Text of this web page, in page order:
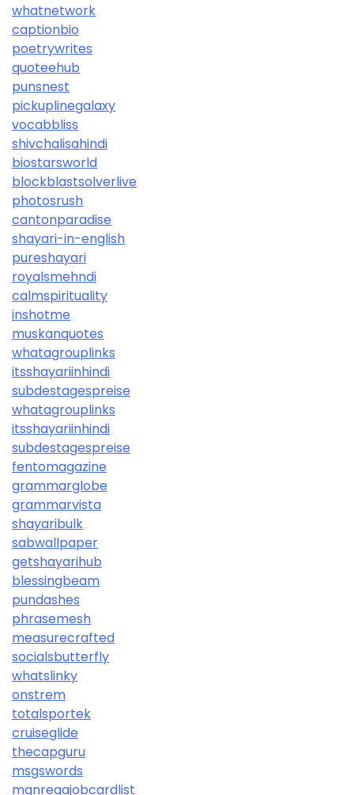
whatnetwork
captionbio
poetrywrites
quoteehub
punsnest
pickuplinegalaxy
vocabbliss
shivchalisahindi
biostarsworld
blockblastsolverlive
photosrush
cantonparadise
shayari-in-english
pureshayari
royalsmehndi
calmspirituality
inshotme
muskanquotes
whatagrouplinks
itsshayariinhindi
subdestagespreise
whatagrouplinks
itsshayariinhindi
subdestagespreise
fentomagazine
grammarglobe
grammarvista
shayaribulk
sabwallpaper
getshayarihub
blessingbeam
pundashes
phrasemesh
measurecrafted
socialsbutterfly
whatslinky
onstrem
totalsportek
cruiseglide
thecapguru
msgswords
mgnregajobcardlist